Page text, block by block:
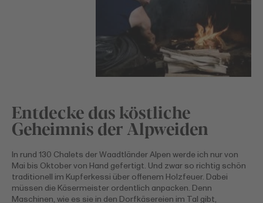
Entdecke das köstliche
Geheimnis der Alpweiden
In rund 130 Chalets der Waadtländer Alpen werde ich nur von
Mai bis Oktober von Hand gefertigt. Und zwar so richtig schön
traditionell im Kupferkessi über offenem Holzfeuer. Dabei
müssen die Käsermeister ordentlich anpacken. Denn
Maschinen, wie es sie in den Dorfkäsereien im Tal gibt,